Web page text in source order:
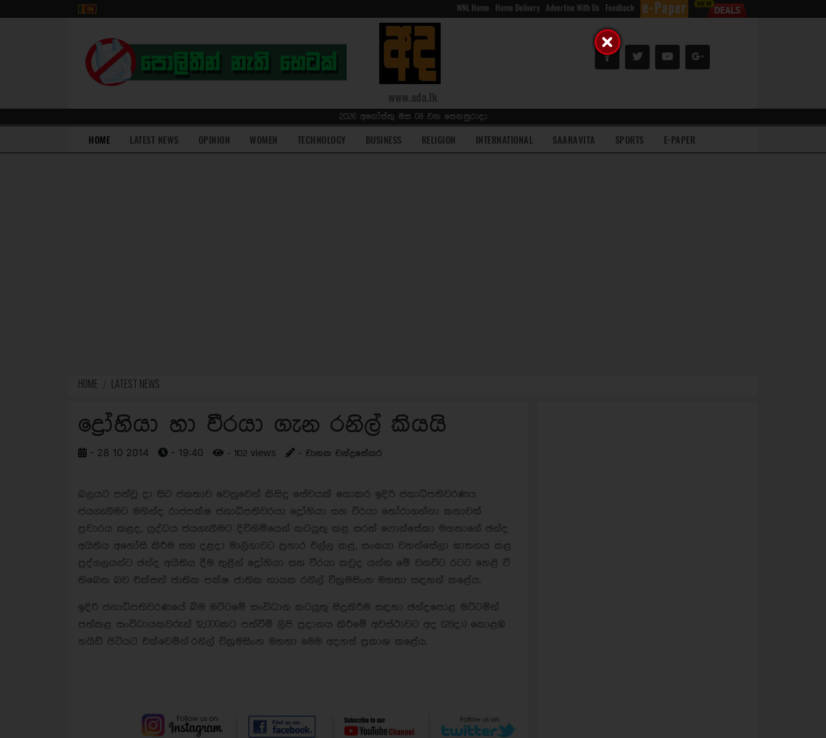
WNL Home Home Delivery Advertise With Us Feedback
www.ada.lk
2026 අගෝස්තු මස 08 වන සෙනසුරාදා
HOME(current)LATEST NEWS OPINION WOMEN TECHNOLOGY BUSINESS RELIGION INTERNATIONAL SAARAVITA SPORTS E-PAPER
HOME LATEST NEWS
ද්‍රෝහියා හා වීරයා ගැන රනිල් කියයි
- 28 10 2014 - 19:40 - 1102 views - චානක චන්ද්‍රසේකර
බලයට පත්වූ දා සිට ජනතාව වෙනුවෙන් කිසිදු සේවයක් නොකර ඉදිරි ජනාධිපතිවරණය
ජයගැනීමට මහින්ද රාජපක්ෂ ජනාධිපතිවරයා ද්‍රෝහියා සහ වීරයා තෝරාගන්නා කතාවක්
ප්‍රචාරය කළද, යුද්ධය ජයගැනීමට දිවිහිමියෙන් කටයුතු කළ සරත් ෆොන්සේකා මහතාගේ ඡන්ද
අයිතිය අහෝසි කිරීම සහ දළදා මාලිගාවට ප්‍රහාර එල්ල කළ, සංඝයා වහන්සේලා ඝාතනය කළ
පුද්ගලයන්ට ඡන්ද අයිතිය දීම තුළින් ද්‍රෝහියා සහ වීරයා කවුද යන්න මේ වනවිට රටට හෙළි වී
තිබෙන බව එක්සත් ජාතික පක්ෂ ජාතික නායක රනිල් වික්‍රමසිංහ මහතා සඳහන් කළේය.
ඉදිරි ජනාධිපතිවරණයේ බිම මට්ටමේ සංවිධාන කටයුතු සිදුකිරීම සඳහා ඡන්දපොළ මට්ටමින්
පත්කළ සංවිධායකවරුන් 12,000කට පත්වීම් ලිපි ප්‍රදානය කිරීමේ අවස්ථාවට අද (28දා) කොළඹ
හයිඩ් පිටියට එක්වෙමින් රනිල් වික්‍රමසිංහ මහතා මෙම අදහස් ප්‍රකාශ කළේය.